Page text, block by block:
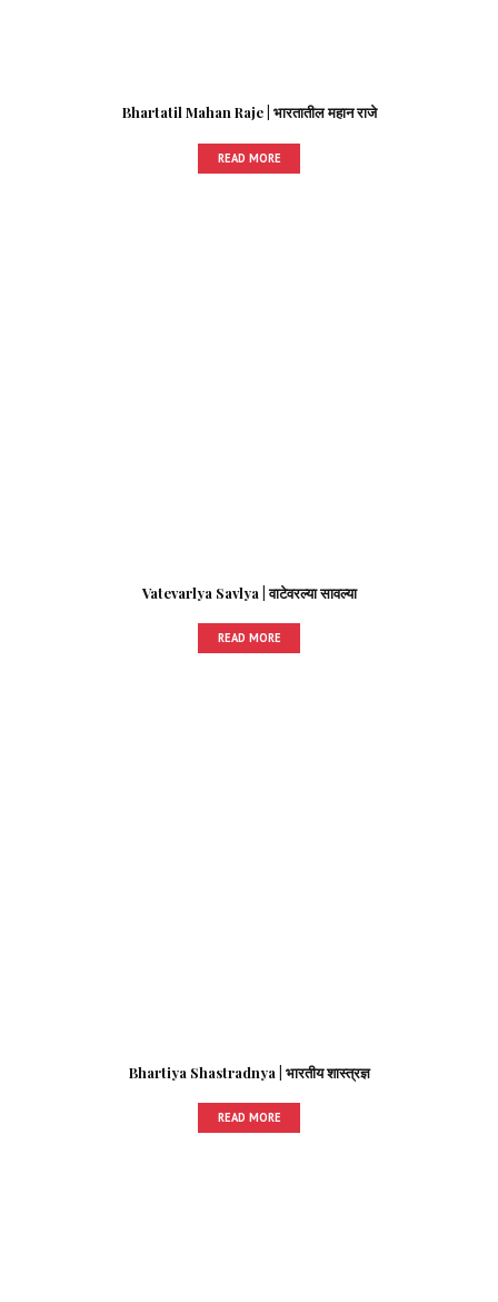
Bhartatil Mahan Raje | भारतातील महान राजे
READ MORE
Vatevarlya Savlya | वाटेवरल्या सावल्या
READ MORE
Bhartiya Shastradnya | भारतीय शास्त्रज्ञ
READ MORE